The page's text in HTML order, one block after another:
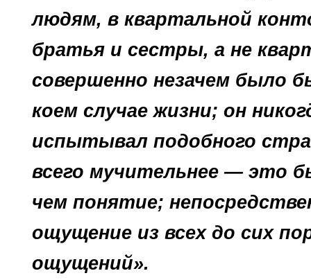
людям, в квартальной
братья и сестры, а не
совершенно незачем было
коем случае жизни; он
испытывал подоб­ного
всего мучительнее — это
чем понятие;
ощущение из всех до сих
ощущений».